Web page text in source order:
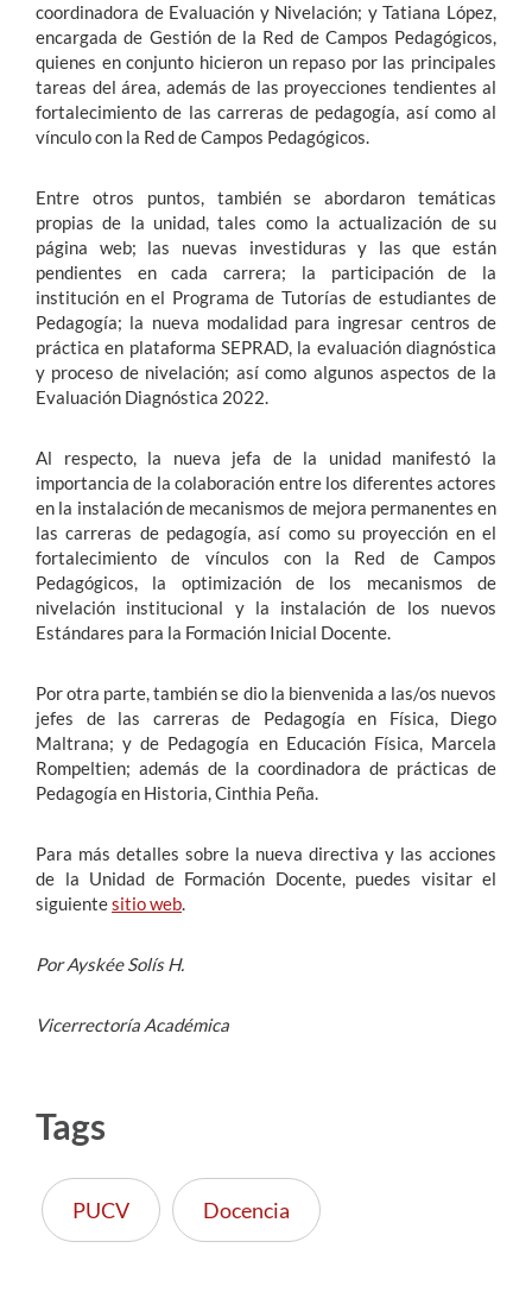
coordinadora de Evaluación y Nivelación; y Tatiana López,
encargada de Gestión de la Red de Campos Pedagógicos,
quienes en conjunto hicieron un repaso por las principales
tareas del área, además de las proyecciones tendientes al
fortalecimiento de las carreras de pedagogía, así como al
vínculo con la Red de Campos Pedagógicos.
Entre otros puntos, también se abordaron temáticas
propias de la unidad, tales como la actualización de su
página web; las nuevas investiduras y las que están
pendientes en cada carrera; la participación de la
institución en el Programa de Tutorías de estudiantes de
Pedagogía; la nueva modalidad para ingresar centros de
práctica en plataforma SEPRAD, la evaluación diagnóstica
y proceso de nivelación; así como algunos aspectos de la
Evaluación Diagnóstica 2022.
Al respecto, la nueva jefa de la unidad manifestó la
importancia de la colaboración entre los diferentes actores
en la instalación de mecanismos de mejora permanentes en
las carreras de pedagogía, así como su proyección en el
fortalecimiento de vínculos con la Red de Campos
Pedagógicos, la optimización de los mecanismos de
nivelación institucional y la instalación de los nuevos
Estándares para la Formación Inicial Docente.
Por otra parte, también se dio la bienvenida a las/os nuevos
jefes de las carreras de Pedagogía en Física, Diego
Maltrana; y de Pedagogía en Educación Física, Marcela
Rompeltien; además de la coordinadora de prácticas de
Pedagogía en Historia, Cinthia Peña.
Para más detalles sobre la nueva directiva y las acciones
de la Unidad de Formación Docente, puedes visitar el
siguientesitio web.
Por Ayskée Solís H.
Vicerrectoría Académica
Tags
PUCV Docencia